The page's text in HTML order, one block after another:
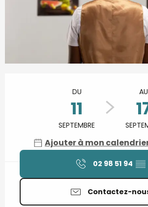
DU
11
SEPTEMBRE
AU
Ajouter à mon
02 98 51 94 ▒▒
Contactez-